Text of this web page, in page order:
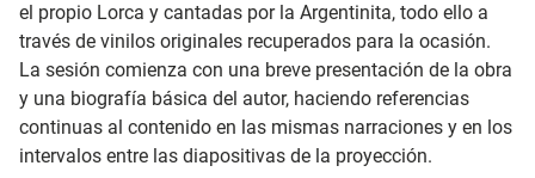
el propio Lorca y cantadas por la Argentinita, todo ello a
través de vinilos originales recuperados para la ocasión.
La sesión comienza con una breve presentación de la obra
y una biografía básica del autor, haciendo referencias
continuas al contenido en las mismas narraciones y en los
intervalos entre las diapositivas de la proyección.